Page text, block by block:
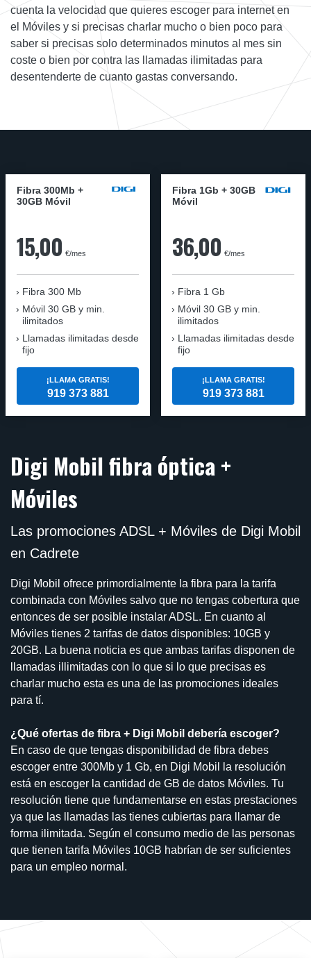
cuenta la velocidad que quieres escoger para internet en
el Móviles y si precisas charlar mucho o bien poco para
saber si precisas solo determinados minutos al mes sin
coste o bien por contra las llamadas ilimitadas para
desentenderte de cuanto gastas conversando.
Fibra 300Mb +
30GB Móvil
15,00 €/mes
Fibra 300 Mb
Móvil 30 GB y min.
ilimitados
Llamadas ilimitadas desde
fijo
¡LLAMA GRATIS!
919 373 881
Fibra 1Gb + 30GB
Móvil
36,00 €/mes
Fibra 1 Gb
Móvil 30 GB y min.
ilimitados
Llamadas ilimitadas desde
fijo
¡LLAMA GRATIS!
919 373 881
Digi Mobil fibra óptica +
Móviles
Las promociones ADSL + Móviles de Digi Mobil
en Cadrete
Digi Mobil ofrece primordialmente la fibra para la tarifa
combinada con Móviles salvo que no tengas cobertura que
entonces de ser posible instalar ADSL. En cuanto al
Móviles tienes 2 tarifas de datos disponibles: 10GB y
20GB. La buena noticia es que ambas tarifas disponen de
llamadas illimitadas con lo que si lo que precisas es
charlar mucho esta es una de las promociones ideales
para tí.
¿Qué ofertas de fibra + Digi Mobil debería escoger?
En caso de que tengas disponibilidad de fibra debes
escoger entre 300Mb y 1 Gb, en Digi Mobil la resolución
está en escoger la cantidad de GB de datos Móviles. Tu
resolución tiene que fundamentarse en estas prestaciones
ya que las llamadas las tienes cubiertas para llamar de
forma ilimitada. Según el consumo medio de las personas
que tienen tarifa Móviles 10GB habrían de ser suficientes
para un empleo normal.